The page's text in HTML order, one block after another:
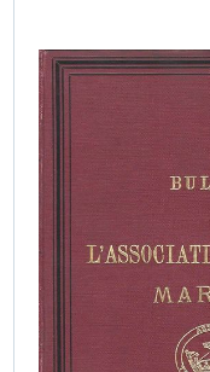
1903
1902 1901 1900